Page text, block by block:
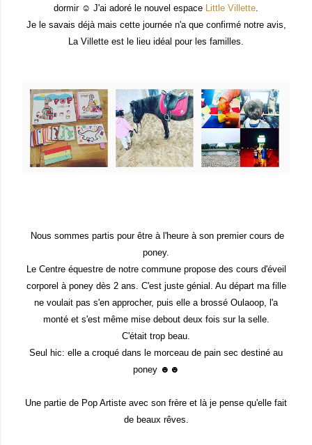
dormir ☺ J'ai adoré le nouvel espace Little Villette
Je le savais déjà mais cette journée n'a que confirmé notre avis,
La Villette est le lieu idéal pour les familles.
Nous sommes partis pour être à l'heure à son premier cours de
poney.
Le Centre équestre de notre commune propose des cours d'éveil
corporel à poney dès 2 ans. C'est juste génial. Au départ ma fille
ne voulait pas s'en approcher, puis elle a brossé Oulaoop, l'a
monté et s'est même mise debout deux fois sur la selle.
C'était trop beau.
Seul hic: elle a croqué dans le morceau de pain sec destiné au
poney ☻☻
Une partie de Pop Artiste avec son frère et là je pense qu'elle fait
de beaux rêves.